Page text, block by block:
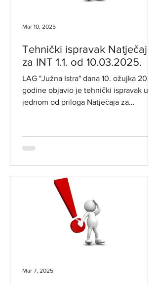
Tehnički ispravak Natječaja
za INT 1.1. od 10.03.2025.
LAG "Južna Istra" dana 10. ožujka 2025.
godine objavio je tehnički ispravak u
jednom od priloga Natječaja za
Mar 10, 2025
Mar 7, 2025